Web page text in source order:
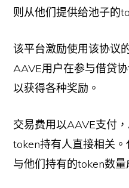
则从他们提供给池子的
该平台激励使用该协议
AAVE用户在参与借贷
以获得各种奖励。
交易费用以AAVE支付
token持有人直接相关。
与他们持有的token数量